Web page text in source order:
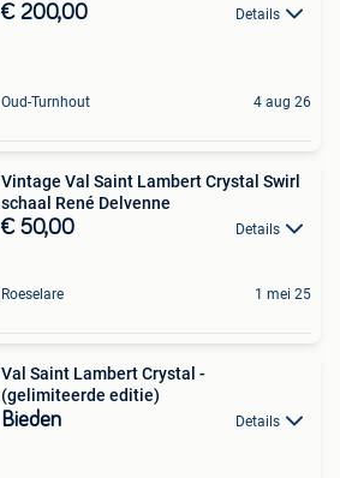
€ 200,00 Details
Oud-Turnhout 4 aug 26
Vintage Val Saint Lambert Crystal Swirl
schaal René Delvenne
€ 50,00 Details
Roeselare 1 mei 25
Val Saint Lambert Crystal -
(gelimiteerde editie)
Bieden Details